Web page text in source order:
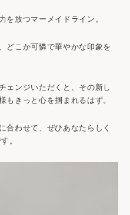
を放つマーメイドライン。
どこか可憐で華やかな印象を
ェンジいただくと、その新し
もきっと心を掴まれるはず。
合わせて、ぜひあなたらしく
。